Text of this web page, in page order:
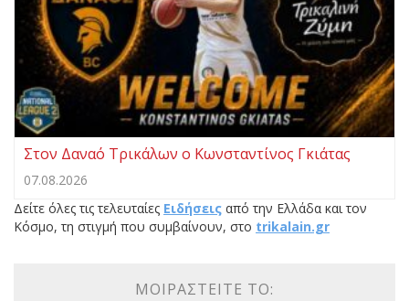
Στον Δαναό Τρικάλων ο Κωνσταντίνος Γκιάτας
07.08.2026
Δείτε όλες τις τελευταίες Ειδήσεις από την Ελλάδα και τον
Κόσμο, τη στιγμή που συμβαίνουν, στο trikalain.gr
ΜΟΙΡΑΣΤΕΊΤΕ ΤΟ: